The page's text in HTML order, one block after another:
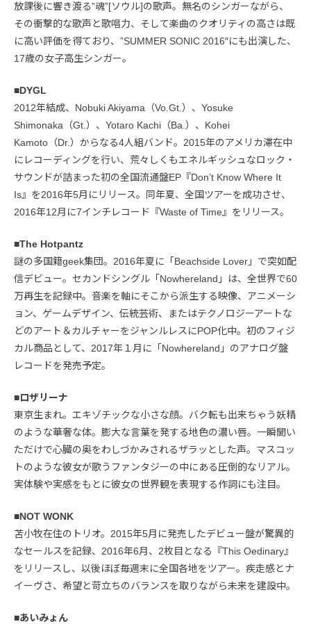
放課後に響き渡る”魂”[ソウル]の歌声。無名のシンガーながら、
その衝撃的な歌声と歌唱力、そして楽曲のクオリティの高さは既
に高い評価を得ており、”SUMMER SONIC 2016″にも出演した、
17歳の女子高生シンガー。
■DYGL
2012年結成、Nobuki Akiyama（Vo.Gt.）、Yosuke
Shimonaka（Gt.）、Yotaro Kachi（Ba.）、Kohei
Kamoto（Dr.）からなる4人組バンド。2015年のアメリカ滞在中
にレコーディングを行い、荒々しくもエネルギッシュなロック・
サウンドが詰まった初の全国流通盤EP『Don’t Know Where It
Is』を2016年5月にリリース。同年夏、全国ツアーを成功させ、
2016年12月に7インチレコード『Waste of Time』をリリース。
■The Hotpantz
謎の多国籍geek集団。2016年夏に「Beachside Lover」で突如配
信デビュー。セカンドシングル「Nowhereland」は、全世界で60
万再生を記録中。音楽を軸にそこから派生する映像、アニメーシ
ョン、ゲームデザイン、伝統芸術、またはテクノロジーアートな
どのアート＆カルチャーをジャンルレスにPOP化中。初のフィジ
カル商品として、2017年１月に「Nowhereland」のアナログ盤
レコードを発売予定。
■ロザリーナ
東京生まれ。エキゾチックな小さな顔。バク転も出来ちゃう妖精
のような華奢な体。膨大な言葉を発する地色の濃い唇。一瞬聞い
ただけで心臓の奥をわしづかみされるザラッとした声。マスコッ
トのような彼女が歌うファンタジーの中にある圧倒的なリアル。
実体験や実感をもとに彼女の世界観を表現する作詞にも注目。
■NOT WONK
苫小牧在住のトリオ。2015年5月に発売したデビュー盤が驚異的
なセールスを記録、2016年6月、2枚目となる『This Oedinary』
をリリースし、以後ほぼ毎週末に全国各地をツアー。疾走感とナ
イーヴさ、希望と苛立ちのバランスを取りながら未来を建設中。
■あいみょん